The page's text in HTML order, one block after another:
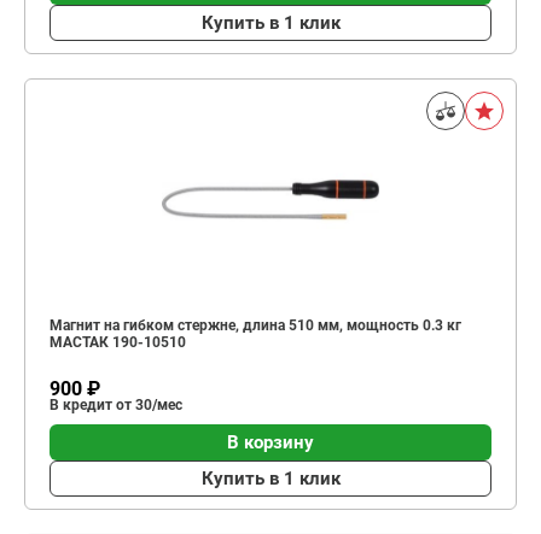
Купить в 1 клик
Магнит на гибком стержне, длина 510 мм, мощность 0.3 кг
МАСТАК 190-10510
900 ₽
В кредит от 30/мес
В корзину
Купить в 1 клик